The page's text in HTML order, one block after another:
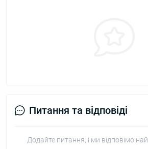
Питання та відповіді
Додайте питання, і ми відповімо